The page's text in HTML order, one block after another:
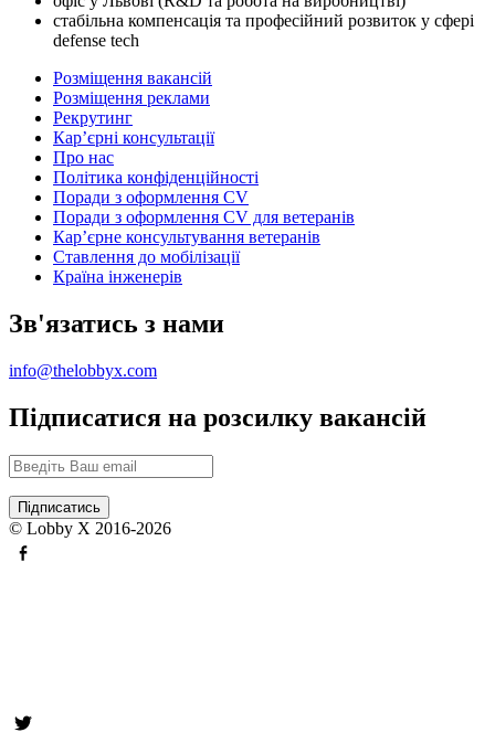
стабільна компенсація та професійний розвиток у сфері
defense tech
Розміщення вакансій
Розміщення реклами
Рекрутинг
Карʼєрні консультації
Про нас
Політика конфіденційності
Поради з оформлення CV
Поради з оформлення CV для ветеранів
Карʼєрне консультування ветеранів
Ставлення до мобілізації
Країна інженерів
Зв'язатись з нами
info@thelobbyx.com
Підписатися на розсилку вакансій
© Lobby X 2016-2026